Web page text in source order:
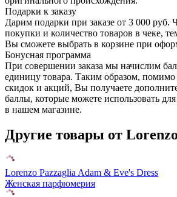
Подарки к заказу
Дарим подарки при заказе от 3 000 руб.
покупки и количество товаров в чеке,
Вы сможете выбрать в корзине при
Бонусная программа
При совершении заказа мы начислим
единицу товара. Таким образом,
скидок и акций, Вы получаете
баллы, которые можете использовать
в нашем магазине.
Другие товары от
Lorenzo Pazzaglia Adam & Eve's Dress
Женская парфюмерия